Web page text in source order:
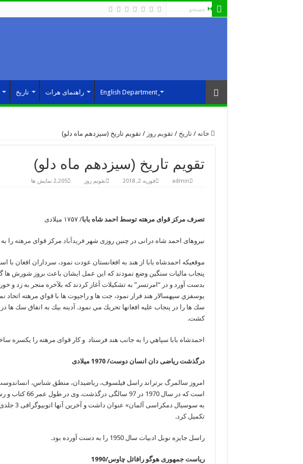
تاریخ راهنمای هرات ٍEnglish Department
خانه / تاریخ / تقویم روز / تقویم تاریخ (سیزدهم ماه دلو)
تقویم تاریخ (سیزدهم ماه دلو)
admin فوریه 2, 2018 تقویم روز 2,205 نمایش ها
تصرف مرکز قوای مرهته توسط احمد شاه بابا/ ۱۷۵۷ میلادی
نیروهای احمد شاه درانی در چنین روزی شهرفریدآباد مرکز قوای مرهته را
ﻣﻮﻗﻌﻴﻜﻪ ﺍﺣﻤﺪﺷﺎﻩ ﺑﺎﺑﺎ ﺍﺯ ﻫﻨﺪ ﺑﻪ ﺍﻓﻐﺎﻧﺴﺘﺎﻥ ﻋﻮﺩﺕ ﻧﻤﻮﺩ، ﺳﺮﺩﺍﺭﺍﻥ ﺍﻓﻐﺎﻥ ﺑﺎ
ﭘﻨﺠﺎﺏ ﻣﺎﻟﻴﺎﺕ ﺳﻨﮕﻴﻦ ﻭﺿﻊ ﻧﻤﻮﺩﻧﺪ ﻛﻪ ﺍﻳﻦ ﻋﻤﻞ ﺍﻳﺸﺎﻥ ﺑﺎﻋﺚ ﺑﺮﻭﺯ ﺷﻮﺭﺵ ﻫﺎ
ﺑﺪﺳﺖ ﺁﻭﺭﺩ ﻭ ﺩﺭ “ﺍﻣﺮﺗﺴﺮ” ﺑﻪ ﺗﺸﻜﻴﻼﺕ ﺁﻏﺎﺯ ﻛﺮﺩﻧﺪ ﻛﻪ ﺑﻶﺧﺮﻩ ﻣﻨﺠﺮ ﺑﻪ ﺯﺩ ﻭ
ﻳﻮﺳﻔﺰﻱ ﺳﭙﻬﺴﺎﻻﺭ ﻫﻨﺪ ﻓﺮﺍﺭ ﻧﻤﻮﺩ، ﺟﺖ ﻫﺎ ﻭ ﺭﺍﺟﭙﻮﺕ ﻫﺎ ﺑﺎ ﻗﻮﺍﻱ ﻣﺮﻫﺘﻪ ﺍﺗﺤﺎﺩ
ﺳﻚ ﻫﺎ ﺭﺍ ﺩﺭ ﭘﻨﺠﺎﺏ ﻋﻠﻴﻪ ﺍﻓﻐﺎﻧﻬﺎ ﺗﺤﺮﻳﻚ ﻣﻲ ﻧﻤﻮﺩ. ﺁﺩﻳﻨﻪ ﺑﻴﻚ ﺑﻪ ﺍﺗﻔﺎﻕ ﺳﻚ ﻫﺎ ﺩﺭ
ﻛﺸﺖ.
ﺍﺣﻤﺪﺷﺎﻩ ﺑﺎﺑﺎ ﺳﭙﺎﻫﻲ ﺭﺍ به جانب هند فرستاد و کار قوای مرهته را یکسره
درگذشت ریاضی دان انسان دوست/ 1970 میلادی
امروز سالمرگ برتراند راسل فیلسوف، ریاضیدان، منطق شناس،
است که در سال
به سوسیال
تکمیل کرد.
راسل جايزه نوبل ادبيات سال 1950 را به دست آورده بود.
ریاست جمهوری هوگو رافائل چاوس/1990